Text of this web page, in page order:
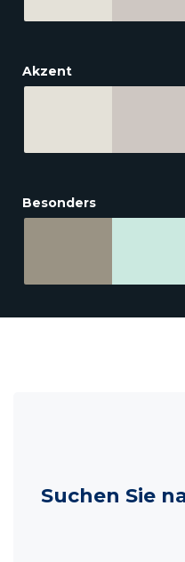
Akzent
Besonders
Suchen Sie